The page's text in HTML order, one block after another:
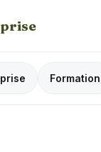
Formation